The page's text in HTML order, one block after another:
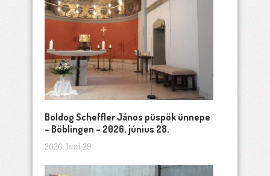
Boldog Scheffler János püspök ünnepe
– Böblingen – 2026. június 28.
2026. Juni 29